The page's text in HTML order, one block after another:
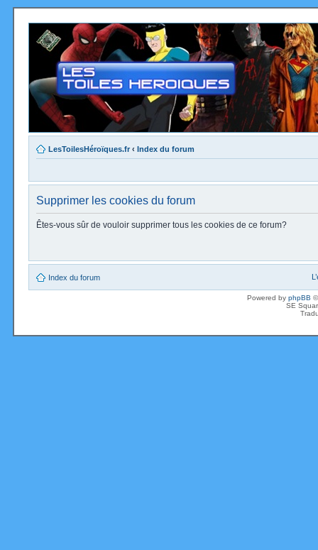
LesToilesHéroïques.fr ‹ Index du forum
Supprimer les cookies du forum
Êtes-vous sûr de vouloir supprimer tous les cookies de ce forum?
Index du forum
Powered by phpBB
SE